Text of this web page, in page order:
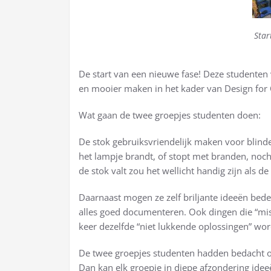
De start van een nieuwe fase! Deze
en mooier maken in het kader van Design for
Wat gaan de twee groepjes studenten doen:
De stok gebruiksvriendelijk maken voor
het lampje brandt, of stopt met branden,
de stok valt zou het wellicht handig zijn als
Daarnaast mogen ze zelf briljante ideeën
alles goed documenteren. Ook dingen die
keer dezelfde “niet lukkende oplossingen”
De twee groepjes studenten hadden bedacht
Dan kan elk groepje in diepe afzondering